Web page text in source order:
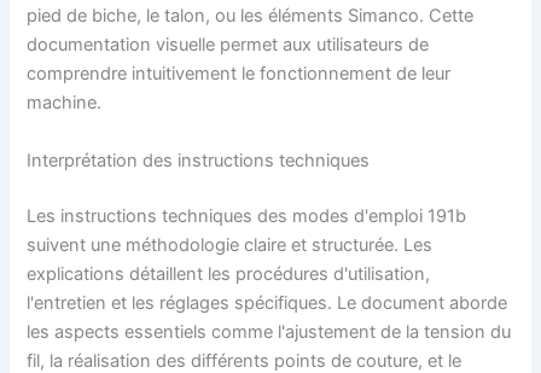
pied de biche, le talon, ou les éléments Simanco. Cette
documentation visuelle permet aux utilisateurs de
comprendre intuitivement le fonctionnement de leur
machine.
Interprétation des instructions techniques
Les instructions techniques des modes d'emploi 191b
suivent une méthodologie claire et structurée. Les
explications détaillent les procédures d'utilisation,
l'entretien et les réglages spécifiques. Le document aborde
les aspects essentiels comme l'ajustement de la tension du
fil, la réalisation des différents points de couture, et le